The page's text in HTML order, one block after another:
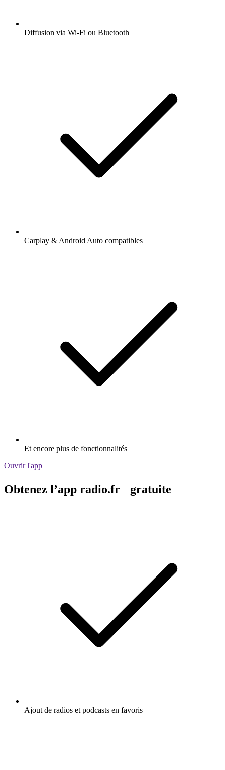
Diffusion via Wi-Fi ou Bluetooth
Carplay & Android Auto compatibles
Et encore plus de fonctionnalités
Ouvrir l'app
Obtenez l’app radio.fr gratuite
Ajout de radios et podcasts en favoris